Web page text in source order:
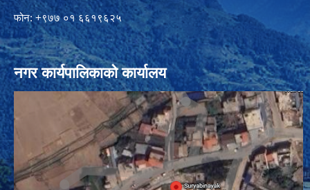
फोन: +९७७ ०१ ६६१९६२५
नगर कार्यपालिकाको कार्यालय